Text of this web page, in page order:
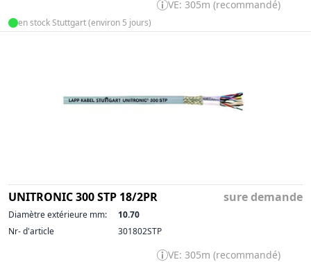
VE: 305m (recommandé)
en stock Stuttgart (environ 5 jours)
UNITRONIC 300 STP 18/2PR sure demande
Diamètre extérieure mm:
10.70
Nr- d'article
301802STP
VE: 305m (recommandé)